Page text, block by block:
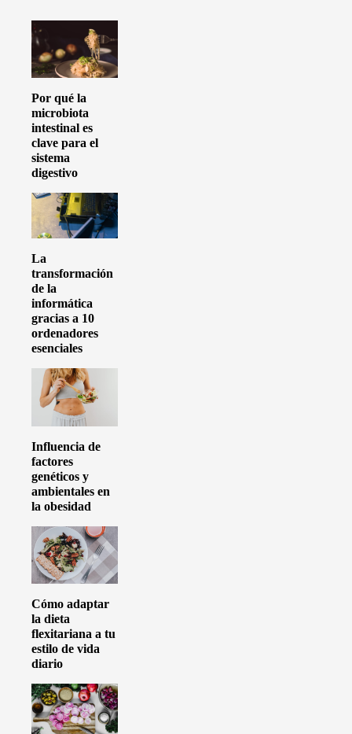
Por qué la
microbiota
intestinal es
clave para el
sistema
digestivo
La
transformación
de la
informática
gracias a 10
ordenadores
esenciales
Influencia de
factores
genéticos y
ambientales en
la obesidad
Cómo adaptar
la dieta
flexitariana a tu
estilo de vida
diario